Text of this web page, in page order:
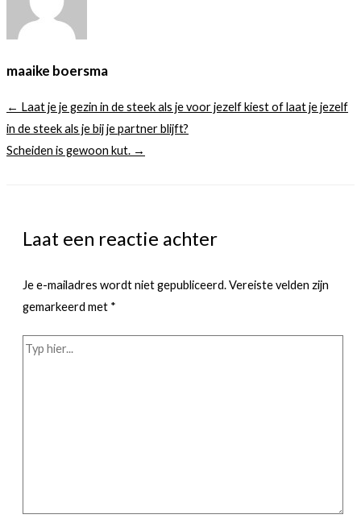
maaike boersma
← Laat je je gezin in de steek als je voor jezelf kiest of laat je jezelf
in de steek als je bij je partner blijft?
Scheiden is gewoon kut. →
Laat een reactie achter
Je e-mailadres wordt niet gepubliceerd.Vereiste velden zijn
gemarkeerd met *
Typ